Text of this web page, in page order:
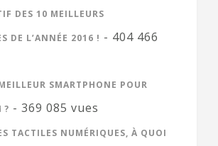
DES 10 MEILLEURS
DE L’ANNÉE 2016 ! - 404 466
SMARTPHONE POUR
? - 369 085 vues
TACTILES NUMÉRIQUES, À QUOI